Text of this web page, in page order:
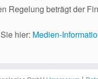
Regelung beträgt der
hier: Medien-